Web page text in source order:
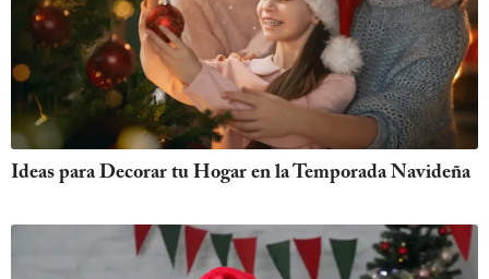
Ideas para Decorar tu Hogar en la Temporada Navideña